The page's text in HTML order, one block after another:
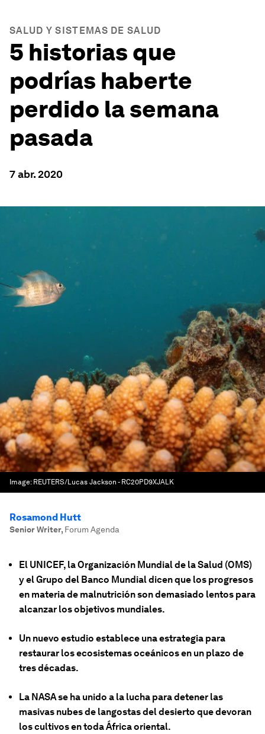
SALUD Y SISTEMAS DE SALUD
5 historias que
podrías haberte
perdido la semana
pasada
7 abr. 2020
Image: REUTERS/Lucas Jackson - RC20PD9XJALK
Rosamond Hutt
Senior Writer, Forum Agenda
El UNICEF, la Organización Mundial de la Salud (OMS)
y el Grupo del Banco Mundial dicen que los progresos
en materia de malnutrición son demasiado lentos para
alcanzar los objetivos mundiales.
Un nuevo estudio establece una estrategia para
restaurar los ecosistemas oceánicos en un plazo de
tres décadas.
La NASA se ha unido a la lucha para detener las
masivas nubes de langostas del desierto que devoran
los cultivos en toda África oriental.